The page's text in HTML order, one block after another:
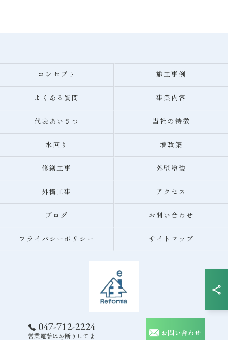
047-712-2224
営業電話はお断りしてま お問い合わせ
コンセプト 施工事例
よくある質問 事業内容
代表あいさつ 当社の特徴
水回り 増改築
修繕工事 外壁塗装
外構工事 アクセス
ブログ お問い合わせ
プライバシーポリシー サイトマップ
© 2026 千葉県市川市のリフォームなら株式会社リフォルマ住e ALL RIGHTS